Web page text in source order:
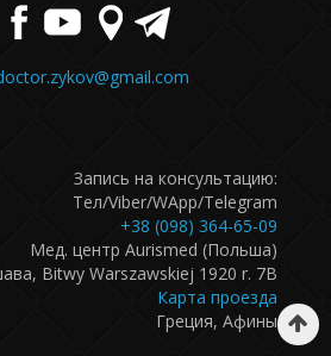
Запись на консультацию:
Тел/Viber/WApp/Telegram
+38 (098) 364-65-09
Мед. центр Aurismed (Польша)
Bitwy Warszawskiej 1920 r. 7B
Карта проезда
Греция, Афины